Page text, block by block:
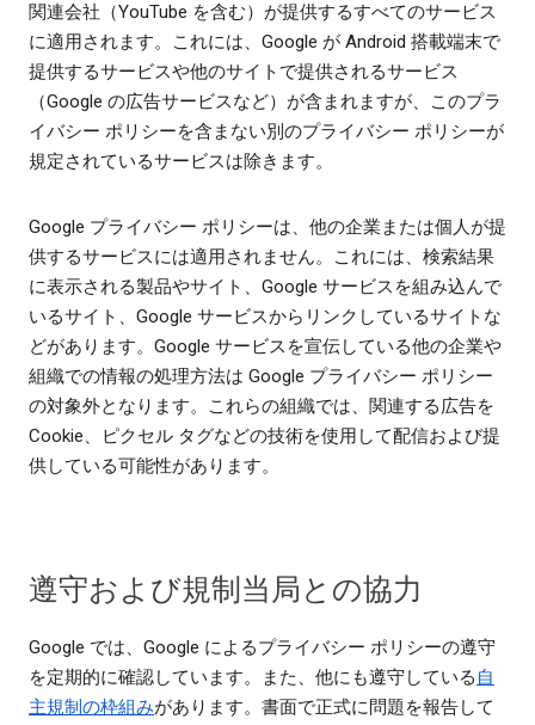
関連会社（YouTube を含む）が提供するすべてのサービス
に適用されます。これには、Google が Android 搭載端末で
提供するサービスや他のサイトで提供されるサービス
（Google の広告サービスなど）が含まれますが、このプラ
イバシー ポリシーを含まない別のプライバシー ポリシーが
規定されているサービスは除きます。
Google プライバシー ポリシーは、他の企業または個人が提
供するサービスには適用されません。これには、検索結果
に表示される製品やサイト、Google サービスを組み込んで
いるサイト、Google サービスからリンクしているサイトな
どがあります。Google サービスを宣伝している他の企業や
組織での情報の処理方法は Google プライバシー ポリシー
の対象外となります。これらの組織では、関連する広告を
Cookie、ピクセル タグなどの技術を使用して配信および提
供している可能性があります。
遵守および規制当局との協力
Google では、Google によるプライバシー ポリシーの遵守
を定期的に確認しています。また、他にも遵守している 自
主規制の枠組みがあります。書面で正式に問題を報告して